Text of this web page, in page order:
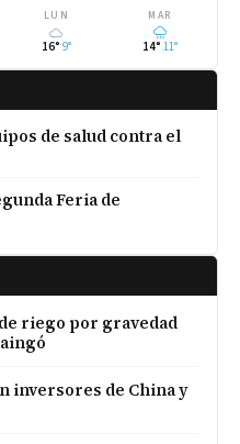
LUN
16° 9°
MAR
14° 11°
de salud contra el
Feria de
riego por gravedad
inversores de China y